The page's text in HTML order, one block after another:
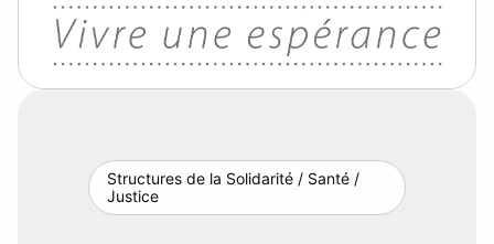
Structures de la Solidarité / Santé /
Justice